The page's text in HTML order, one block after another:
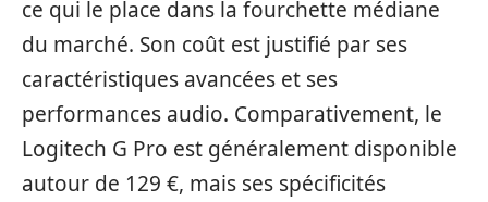
ce qui le place dans la fourchette médiane
du marché. Son coût est justifié par ses
caractéristiques avancées et ses
performances audio. Comparativement, le
Logitech G Pro est généralement disponible
autour de 129 €, mais ses spécificités